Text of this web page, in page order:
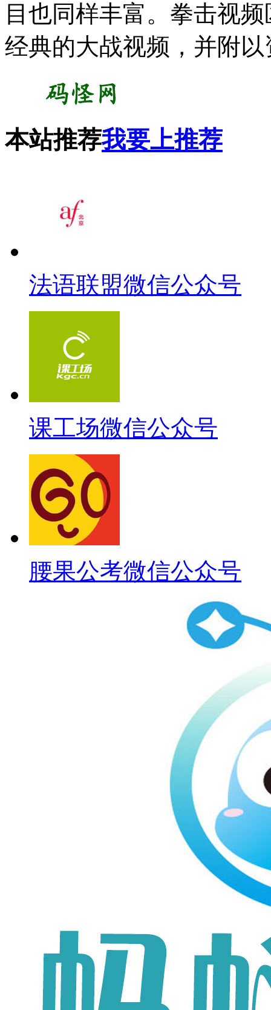
目也同样丰富。拳击视
经典的大战视频，并附
本站推荐我要上推荐
法语联盟微信公众号
课工场微信公众号
腰果公考微信公众号